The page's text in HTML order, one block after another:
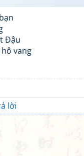
Đậu
vang
lời